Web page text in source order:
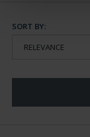
SORT BY: